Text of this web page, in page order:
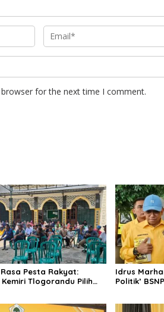
for the next time I comment.
Rasa Pesta Rakyat:
Tlogorandu Pilih
Idrus
Politik’